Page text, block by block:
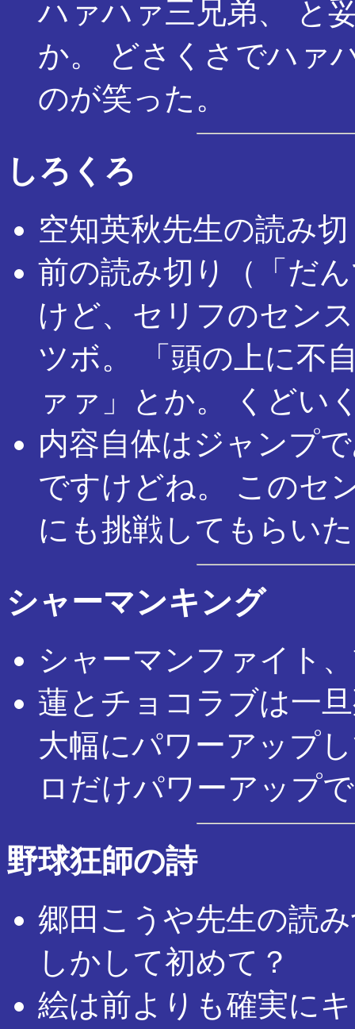
ハァハァ三兄弟、 と
か。 どさくさでハァ
のが笑った。
しろくろ
空知英秋先生の読み
前の読み切り（「だ
けど、セリフのセン
ツボ。 「頭の上に不
ァァ」とか。 くどい
内容自体はジャンプ
ですけどね。 このセ
にも挑戦してもらい
シャーマンキング
シャーマンファイト
蓮とチョコラブは一
大幅にパワーアップ
ロだけパワーアップ
野球狂師の詩
郷田こうや先生の読
しかして初めて？
絵は前よりも確実に